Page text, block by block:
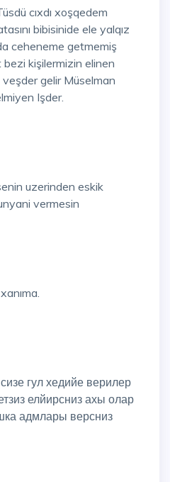
cıxdı xoşqedem
bibisinide ele yalqız
ceheneme getmemiş
kişilermizin elinen
gelir Müselman
Işder.
uzerinden eskik
vermesin
гул хедийе верилер
елйирсниз ахы олар
адмлары версниз